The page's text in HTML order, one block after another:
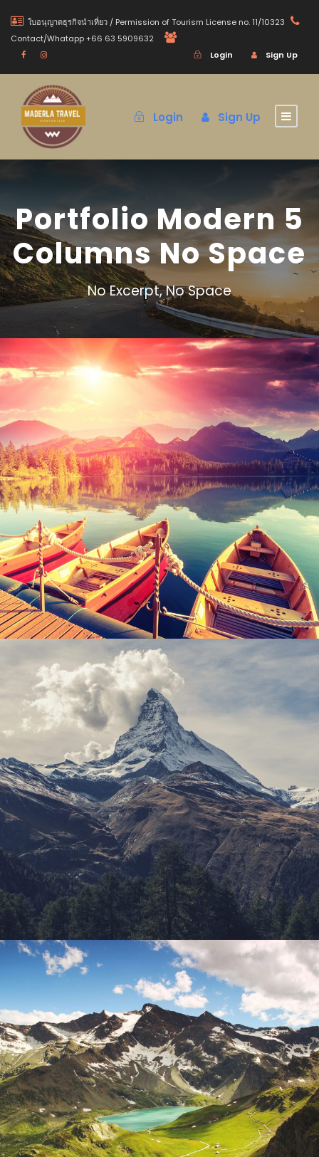
ใบอนุญาตธุรกิจนำเที่ยว / Permission of Tourism License no. 11/10323
Contact/Whatapp +66 63 5909632
Login
Sign Up
Login Sign Up
Portfolio Modern 5
Columns No Space
No Excerpt, No Space
Inceptos Bibm Sem
Adventure Tour
Porta Justo
Adventure / Snow
Fusce Pelleque Conse
Adventure / Nature